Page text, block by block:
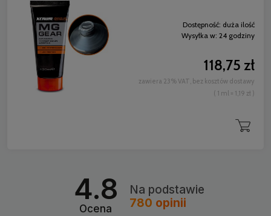
Dostępność: duża ilość
Wysyłka w: 24 godziny
118,75 zł
zawiera 23% VAT, bez kosztów dostawy
( 1 ml = 1,19 zł )
4.8
Ocena
Na podstawie
780 opinii